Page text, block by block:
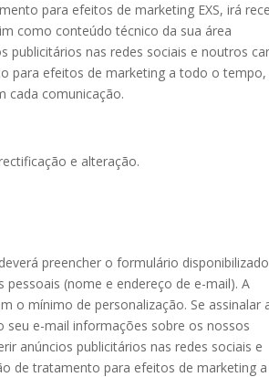
para efeitos de marketing EXS, irá
como conteúdo técnico da sua área
publicitários nas redes sociais e noutros
para efeitos de marketing a todo o tempo,
cada comunicação.
e alteração.
preencher o formulário disponibilizado
(nome e endereço de e-mail). A
o mínimo de personalização. Se assinalar
seu e-mail informações sobre os nossos
anúncios publicitários nas redes sociais e
de tratamento para efeitos de marketing a